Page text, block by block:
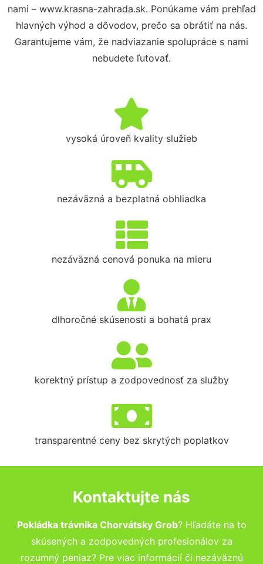
nami – www.krasna-zahrada.sk. Ponúkame vám prehľad
hlavných výhod a dôvodov, prečo sa obrátiť na nás.
Garantujeme vám, že nadviazanie spolupráce s nami
nebudete ľutovať.
vysoká úroveň kvality služieb
nezáväzná a bezplatná obhliadka
nezáväzná cenová ponuka na mieru
dlhoročné skúsenosti a bohatá prax
korektný prístup a zodpovednosť za služby
transparentné ceny bez skrytých poplatkov
Kontaktujte nás
Pokládka trávnika Chorvátsky Grob? Hľadáte na to
skúsených a zodpovedných profesionálov za
rozumný peniaz? Pre viac informácií či nezáväznú